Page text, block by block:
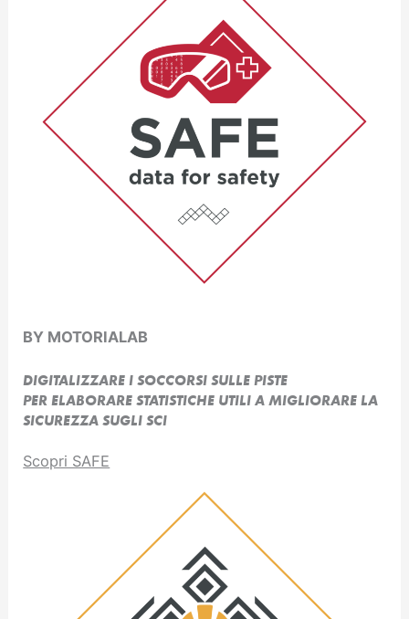
BY MOTORIALAB
DIGITALIZZARE I SOCCORSI SULLE PISTE
PER ELABORARE STATISTICHE UTILI A MIGLIORARE LA
SICUREZZA SUGLI SCI
Scopri SAFE